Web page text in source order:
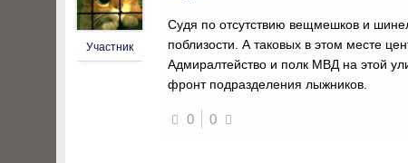
Участник
Судя по отсутствию вещмешков и
поблизости. А таковых в этом месте
Адмиралтейство и полк МВД на этой
фронт подразделения лыжников.
0 0